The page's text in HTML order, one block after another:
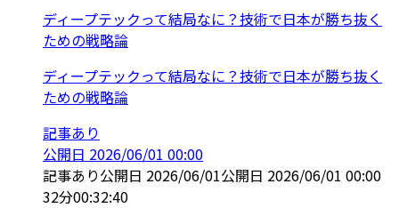
ディープテックって結局なに？技術で日本が勝ち抜く
ための戦略論
ディープテックって結局なに？技術で日本が勝ち抜く
ための戦略論
記事あり
公開日 2026/06/01 00:00
記事あり公開日 2026/06/01公開日 2026/06/01 00:00
32分00:32:40